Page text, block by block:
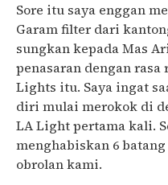
Sore itu saya enggan
Garam filter dari
sungkan kepada Mas
penasaran dengan
Lights itu. Saya ingat
diri mulai merokok di
LA Light pertama kali.
menghabiskan 6
obrolan kami.